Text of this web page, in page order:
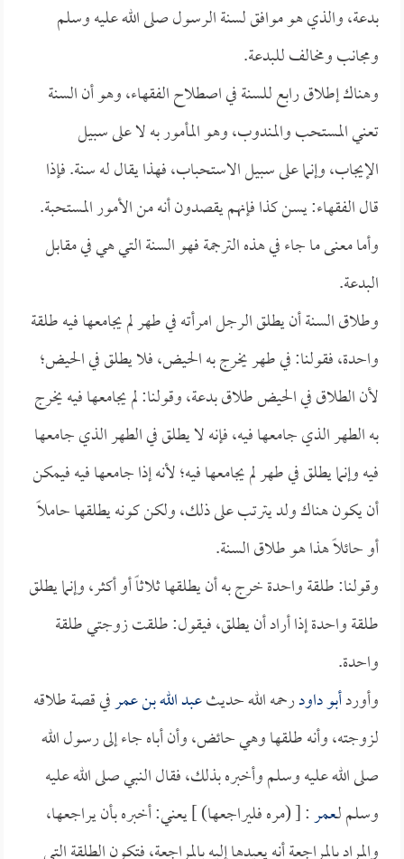
بدعة، والذي هو موافق لسنة الرسول صلى الله عليه وسلم
ومجانب ومخالف للبدعة.
وهناك إطلاق رابع للسنة في اصطلاح الفقهاء، وهو أن السنة
تعني المستحب والمندوب، وهو المأمور به لا على سبيل
الإيجاب، وإنما على سبيل الاستحباب، فهذا يقال له سنة. فإذا
قال الفقهاء: يسن كذا فإنهم يقصدون أنه من الأمور المستحبة.
وأما معنى ما جاء في هذه الترجمة فهو السنة التي هي في مقابل
البدعة.
وطلاق السنة أن يطلق الرجل امرأته في طهر لم يجامعها فيه طلقة
واحدة، فقولنا: في طهر يخرج به الحيض، فلا يطلق في الحيض؛
لأن الطلاق في الحيض طلاق بدعة، وقولنا: لم يجامعها فيه يخرج
به الطهر الذي جامعها فيه، فإنه لا يطلق في الطهر الذي جامعها
فيه وإنما يطلق في طهر لم يجامعها فيه؛ لأنه إذا جامعها فيه فيمكن
أن يكون هناك ولد يترتب على ذلك، ولكن كونه يطلقها حاملاً
أو حائلاً هذا هو طلاق السنة.
وقولنا: طلقة واحدة خرج به أن يطلقها ثلاثاً أو أكثر، وإنما يطلق
طلقة واحدة إذا أراد أن يطلق، فيقول: طلقت زوجتي طلقة
واحدة.
وأوردأبو داودرحمه الله حديثعبد الله بن عمرفي قصة طلاقه
لزوجته، وأنه طلقها وهي حائض، وأن أباه جاء إلى رسول الله
صلى الله عليه وسلم وأخبره بذلك، فقال النبي صلى الله عليه
وسلم لـعمر: [ (مره فليراجعها) ] يعني: أخبره بأن يراجعها،